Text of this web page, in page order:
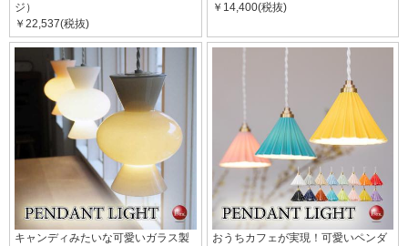
ジ）
￥22,537(税抜)
￥14,400(税抜)
キャンディみたいな可愛いガラス製
おうちカフェが実現！可愛いペンダ